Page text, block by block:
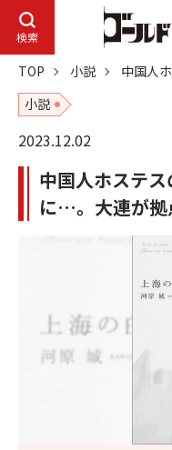
検索
TOP 小説
中国人
小説
2023.12.02
中国人ホステ
に…。大連が拠